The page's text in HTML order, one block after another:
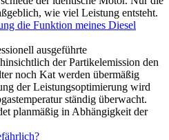
wie viel Leistung entsteht.
die Funktion meines Diesel
ausgeführte
der Partikelemission den
noch Kat werden übermäßig
der Leistungsoptimierung wird
ständig überwacht.
planmäßig in Abhängigkeit der